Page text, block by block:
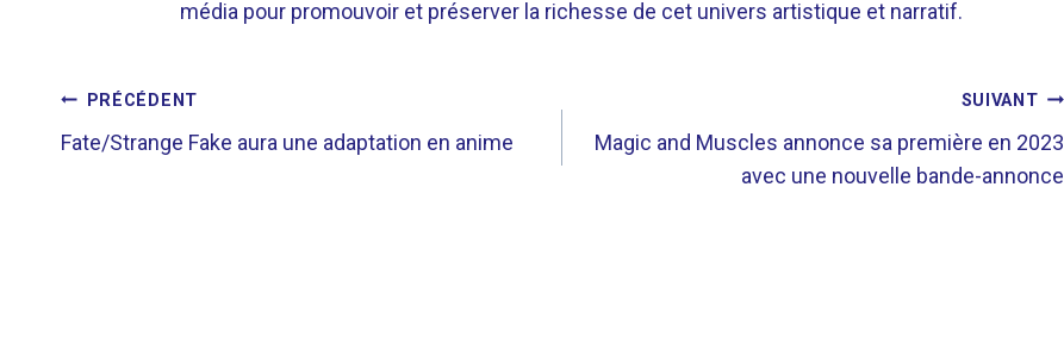
média pour promouvoir et préserver la richesse de cet univers artistique et narratif.
NAVIGATION
DE
PRÉCÉDENT
Fate/Strange Fake aura une adaptation en anime
SUIVANT
Magic and Muscles annonce sa première en 2023
avec une nouvelle bande-annonce